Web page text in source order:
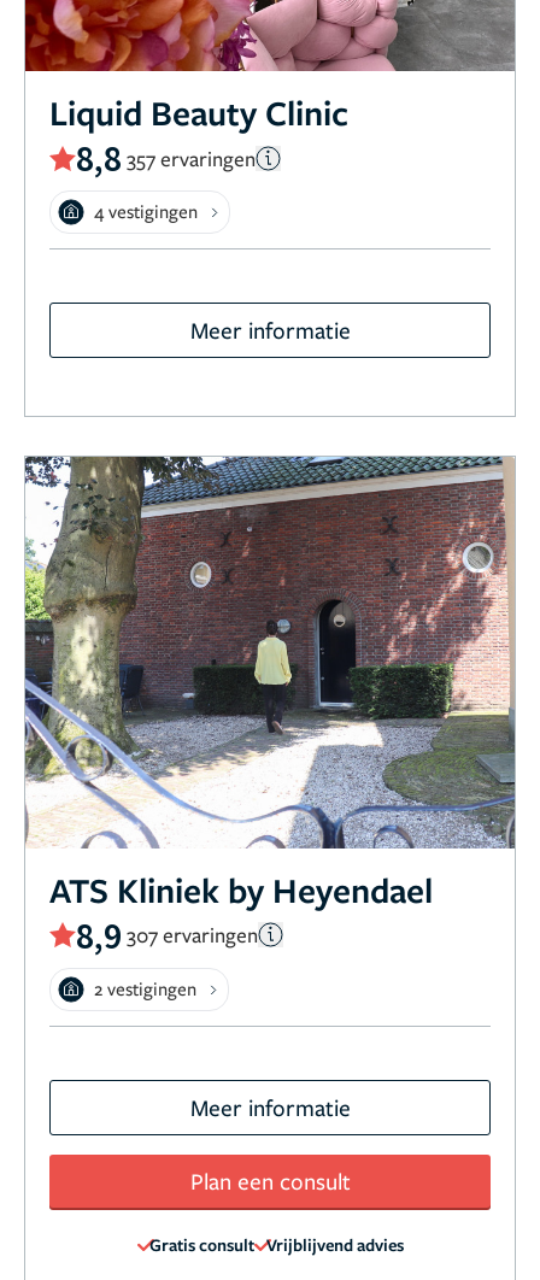
Liquid Beauty Clinic
8,8 357 ervaringen
4 vestigingen
Meer informatie
ATS Kliniek by Heyendael
8,9 307 ervaringen
2 vestigingen
Meer informatie
Plan een consult
Gratis consult Vrijblijvend advies